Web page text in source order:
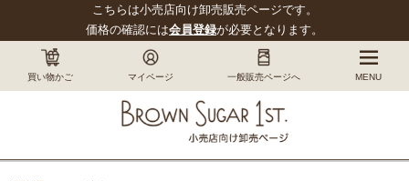
買い物かご マイページ 一般販売ページへ MENU
こちらは小売店向け卸売販売ページです。
価格の確認には会員登録が必要となります。